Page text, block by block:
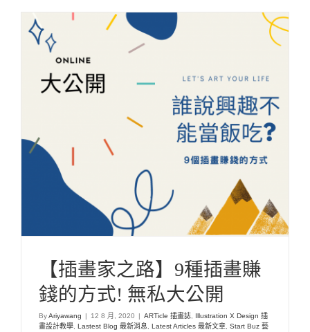
【插畫家之路】9種插畫賺錢的方式! 無私大公開
ARTicle 插畫誌 Illustration X Design 插畫設計教學 Lastest Blog 最新消
息 Latest Articles 最新文章 Start Buz 藝起創業 Start-up 網路行銷
【插畫家之路】9種插畫賺
錢的方式! 無私大公開
ByAriyawang 12 8 月, 2020 ARTicle 插畫誌,
Illustration X Design 插
畫設計教學, Lastest Blog 最新消息, Latest Articles 最新文章, Start Buz 藝